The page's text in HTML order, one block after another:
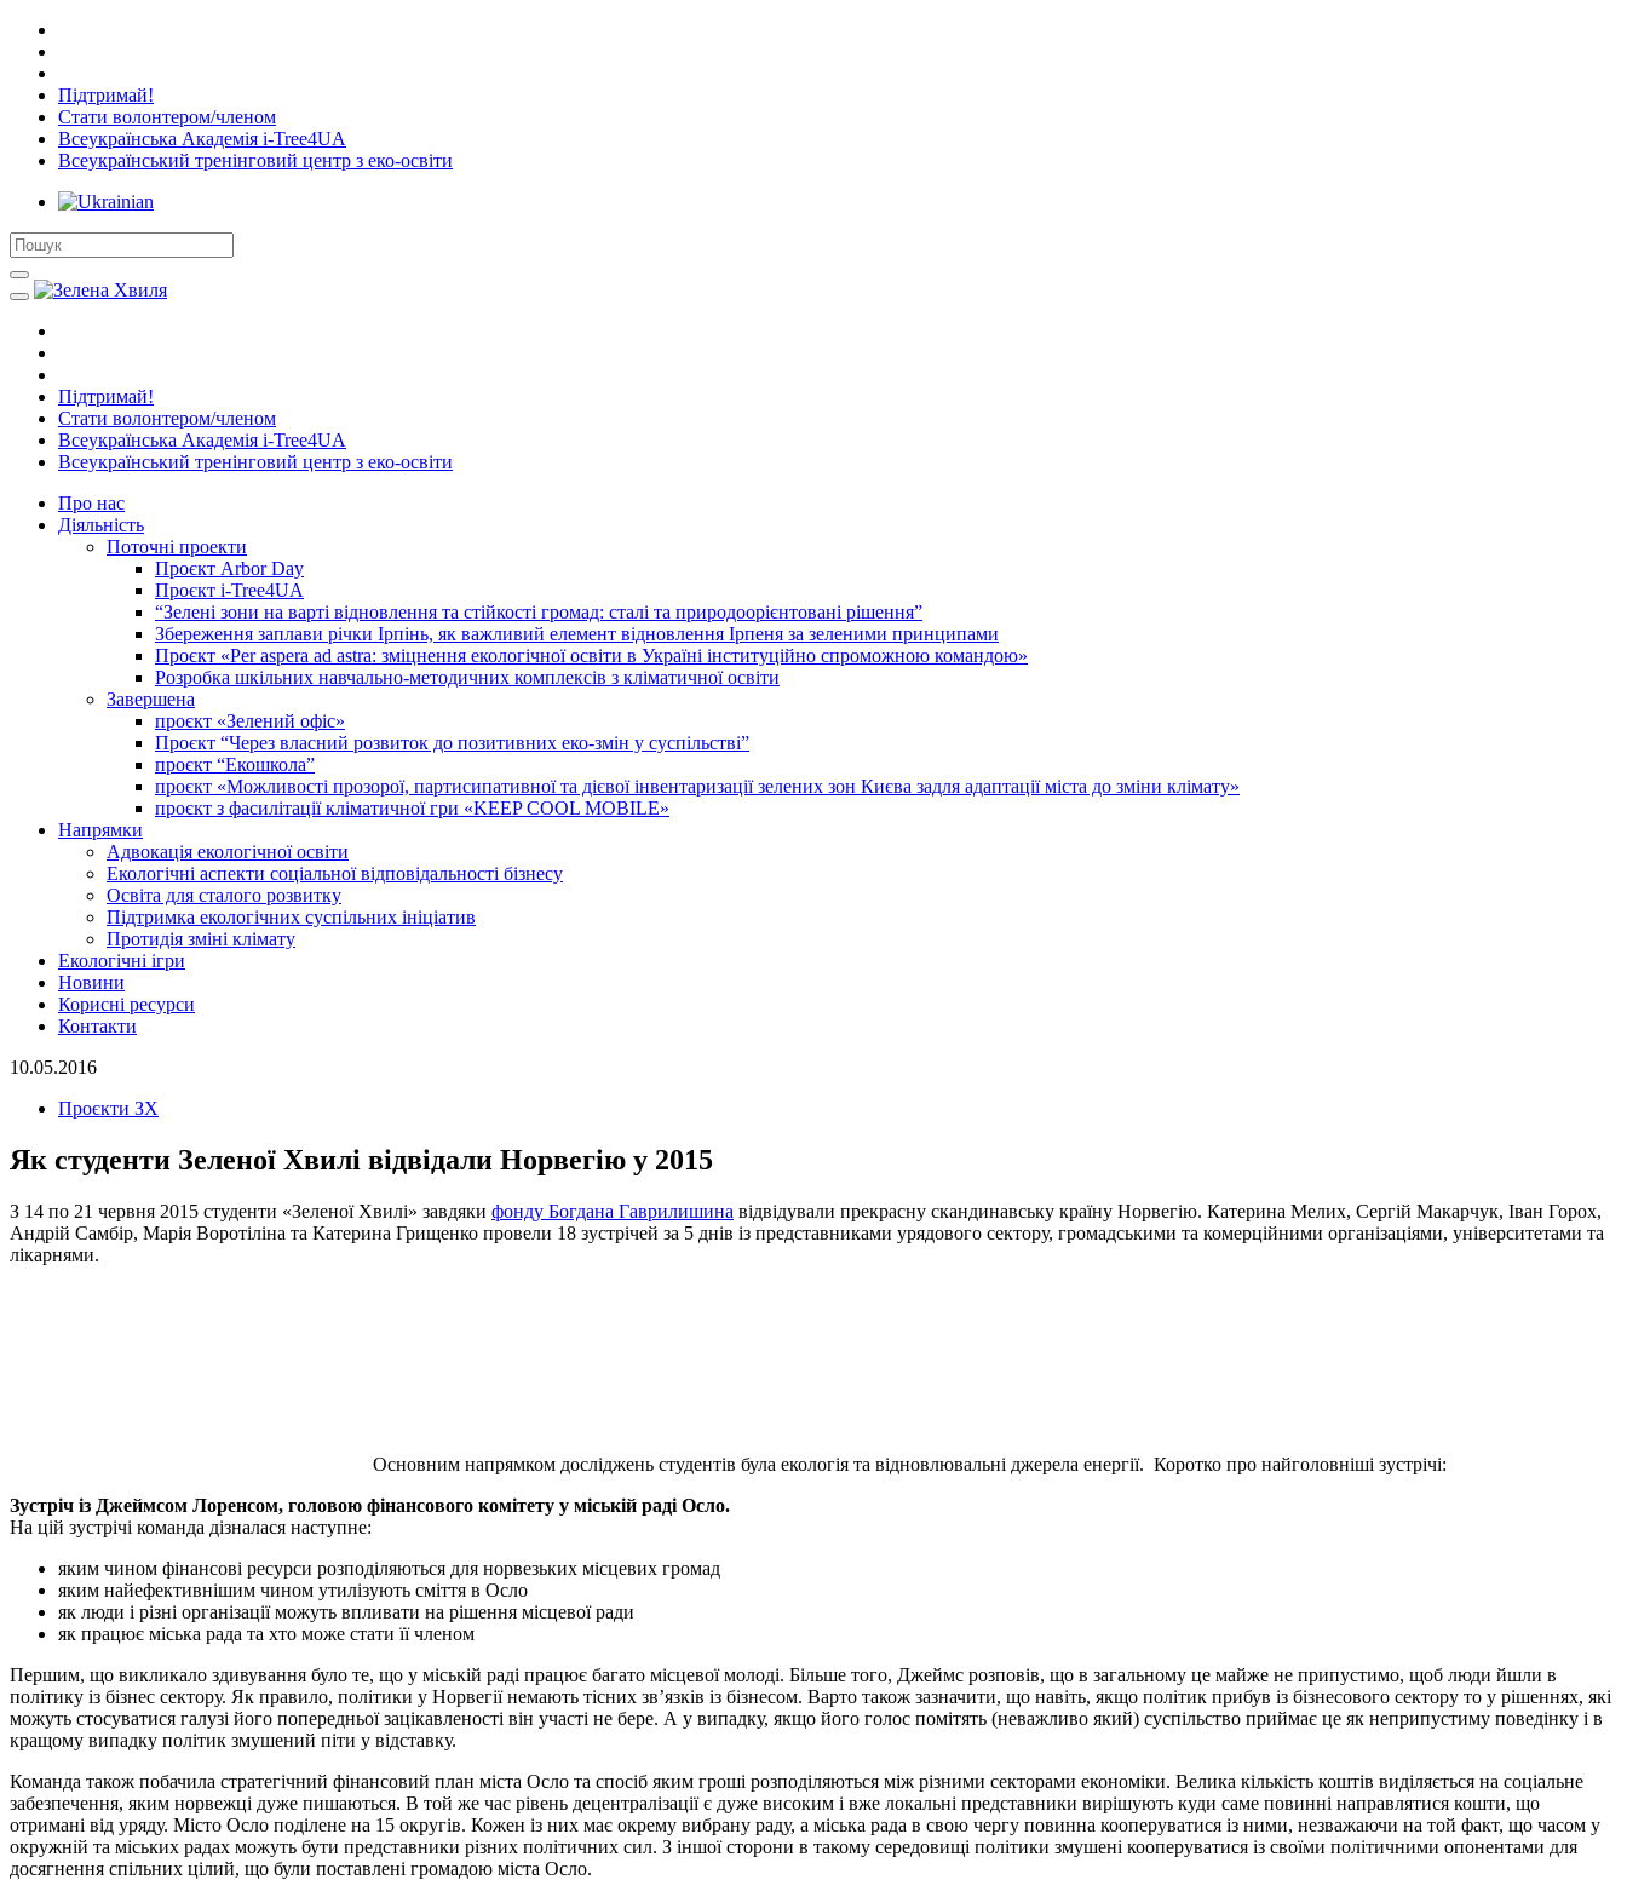
Підтримай!
Стати волонтером/членом
Всеукраїнська Академія i-Tree4UA
Всеукраїнський тренінговий центр з еко-освіти
Підтримай!
Стати волонтером/членом
Всеукраїнська Академія i-Tree4UA
Всеукраїнський тренінговий центр з еко-освіти
Про нас
Діяльність
Поточні проекти
Проєкт Arbor Day
Проєкт i-Tree4UA
“Зелені зони на варті відновлення та стійкості громад: cталі та природоорієнтовані рішення”
Збереження заплави річки Ірпінь, як важливий елемент відновлення Ірпеня за зеленими принципами
Проєкт «Per aspera ad astra: зміцнення екологічної освіти в Україні інституційно спроможною командою»
Розробка шкільних навчально-методичних комплексів з кліматичної освіти
Завершена
проєкт «Зелений офіс»
Проєкт “Через власний розвиток до позитивних еко-змін у суспільстві”
проєкт “Екошкола”
проєкт «Можливості прозорої, партисипативної та дієвої інвентаризації зелених зон Києва задля адаптації міста до зміни клімату»
проєкт з фасилітації кліматичної гри «KEEP COOL MOBILE»
Напрямки
Адвокація екологічної освіти
Екологічні аспекти соціальної відповідальності бізнесу
Освіта для сталого розвитку
Підтримка екологічних суспільних ініціатив
Протидія зміні клімату
Екологічні ігри
Новини
Корисні ресурси
Контакти
10.05.2016
Проєкти ЗХ
Як студенти Зеленої Хвилі відвідали Норвегію у 2015
З 14 по 21 червня 2015 студенти «Зеленої Хвилі» завдяки фонду Богдана Гаврилишина відвідували прекрасну скандинавську країну Норвегію. Катерина Мелих, Сергій Макарчук, Іван Горох,
Андрій Самбір, Марія Воротіліна та Катерина Грищенко провели 18 зустрічей за 5 днів із представниками урядового сектору, громадськими та комерційними організаціями, університетами та
лікарнями.
Основним напрямком досліджень студентів була екологія та відновлювальні джерела енергії. Коротко про найголовніші зустрічі:
Зустріч із Джеймсом Лоренсом, головою фінансового комітету у міській раді Осло.
На цій зустрічі команда дізналася наступне:
яким чином фінансові ресурси розподіляються для норвезьких місцевих громад
яким найефективнішим чином утилізують сміття в Осло
як люди і різні організації можуть впливати на рішення місцевої ради
як працює міська рада та хто може стати її членом
Першим, що викликало здивування було те, що у міській раді працює багато місцевої молоді. Більше того, Джеймс розповів, що в загальному це майже не припустимо, щоб люди йшли в
політику із бізнес сектору. Як правило, політики у Норвегії немають тісних зв’язків із бізнесом. Варто також зазначити, що навіть, якщо політик прибув із бізнесового сектору то у рішеннях, які
можуть стосуватися галузі його попередньої зацікавленості він участі не бере. А у випадку, якщо його голос помітять (неважливо який) суспільство приймає це як неприпустиму поведінку і в
кращому випадку політик змушений піти у відставку.
Команда також побачила стратегічний фінансовий план міста Осло та спосіб яким гроші розподіляються між різними секторами економіки. Велика кількість коштів виділяється на соціальне
забезпечення, яким норвежці дуже пишаються. В той же час рівень децентралізації є дуже високим і вже локальні представники вирішують куди саме повинні направлятися кошти, що
отримані від уряду. Місто Осло поділене на 15 округів. Кожен із них має окрему вибрану раду, а міська рада в свою чергу повинна кооперуватися із ними, незважаючи на той факт, що часом у
окружній та міських радах можуть бути представники різних політичних сил. З іншої сторони в такому середовищі політики змушені кооперуватися із своїми політичними опонентами для
досягнення спільних цілий, що були поставлені громадою міста Осло.